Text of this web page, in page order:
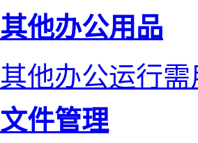
其他办公用品
其他办公运行需
文件管理